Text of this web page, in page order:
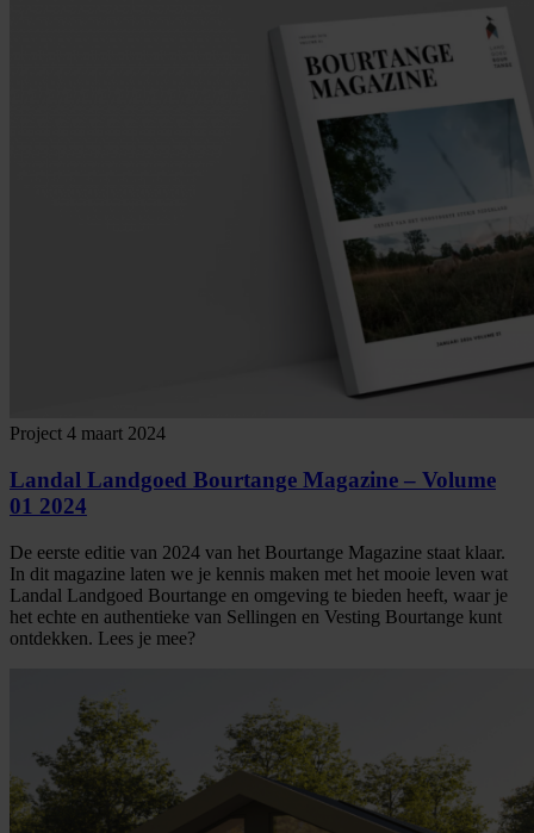
Project 4 maart 2024
Landal Landgoed Bourtange Magazine – Volume
01 2024
De eerste editie van 2024 van het Bourtange Magazine staat klaar.
In dit magazine laten we je kennis maken met het mooie leven wat
Landal Landgoed Bourtange en omgeving te bieden heeft, waar je
het echte en authentieke van Sellingen en Vesting Bourtange kunt
ontdekken. Lees je mee?